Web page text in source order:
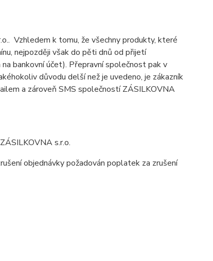
Vzhledem k tomu, že všechny produkty, které
nejpozději však do pěti dnů od přijetí
bankovní účet). Přepravní společnost pak v
důvodu delší než je uvedeno, je zákazník
a zároveň SMS společností ZÁSILKOVNA
s.r.o.
objednávky požadován poplatek za zrušení